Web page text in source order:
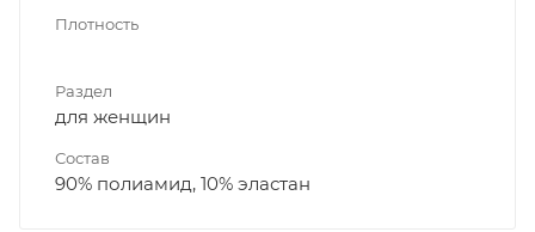
Плотность
Раздел
для женщин
Состав
90% полиамид, 10% эластан